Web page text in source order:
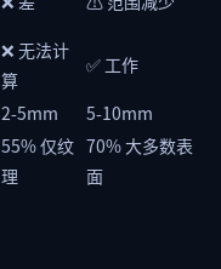
❌ 无法计
算
✅ 工作
2-5mm
5-10mm
55% 仅纹
理
70% 大多数表
面